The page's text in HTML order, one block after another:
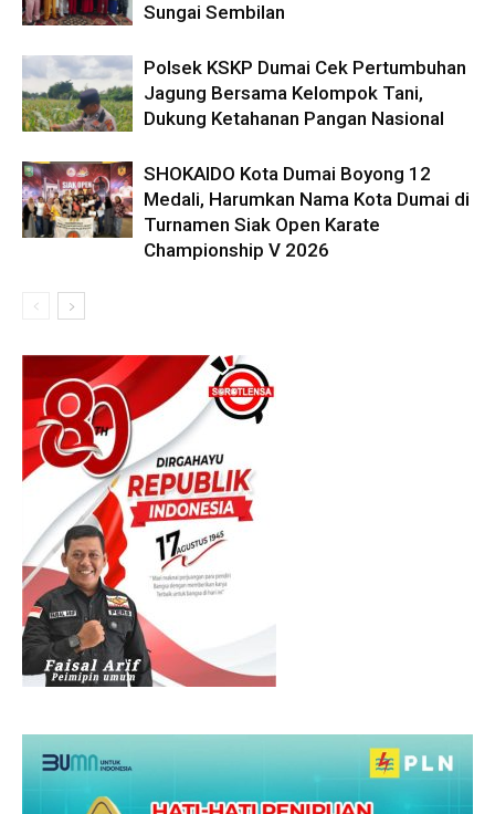
Sungai Sembilan
Polsek KSKP Dumai Cek Pertumbuhan
Jagung Bersama Kelompok Tani,
Dukung Ketahanan Pangan Nasional
SHOKAIDO Kota Dumai Boyong 12
Medali, Harumkan Nama Kota Dumai di
Turnamen Siak Open Karate
Championship V 2026